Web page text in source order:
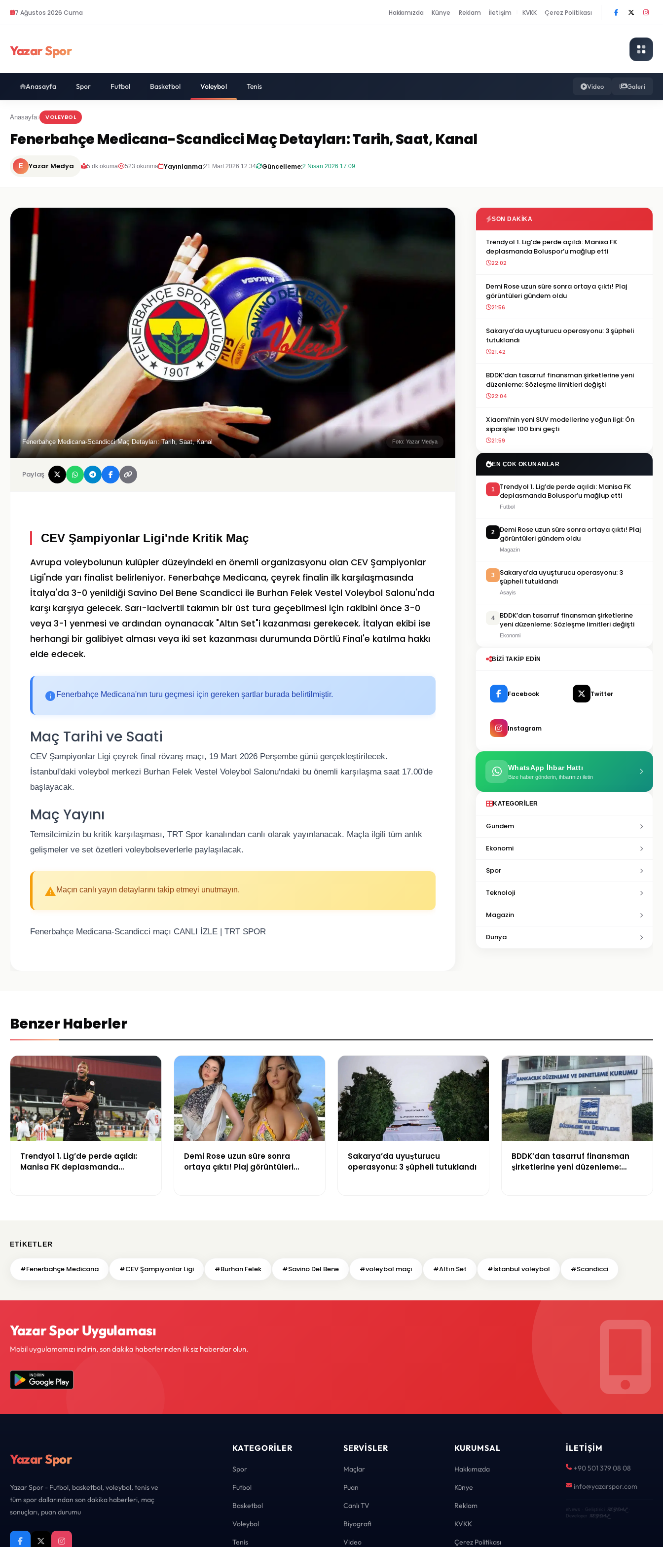
7 Ağustos 2026 Cuma Hakkımızda Künye Reklam İletişim KVKK Çerez Politikası
Yazar Spor
Anasayfa Spor Futbol Basketbol Voleybol Tenis Video Galeri
Anasayfa VOLEYBOL
Fenerbahçe Medicana-Scandicci Maç Detayları: Tarih, Saat, Kanal
E Yazar Medya 5 dk okuma 523 okunma Yayınlanma:21 Mart 2026 12:34 Güncelleme:2 Nisan 2026 17:09
Fenerbahçe Medicana-Scandicci Maç Detayları: Tarih, Saat, Kanal Foto: Yazar Medya
Paylaş
CEV Şampiyonlar Ligi'nde Kritik Maç
Avrupa voleybolunun kulüpler düzeyindeki en önemli organizasyonu olan CEV Şampiyonlar
Ligi'nde yarı finalist belirleniyor. Fenerbahçe Medicana, çeyrek finalin ilk karşılaşmasında
İtalya'da 3-0 yenildiği Savino Del Bene Scandicci ile Burhan Felek Vestel Voleybol Salonu'nda
karşı karşıya gelecek. Sarı-lacivertli takımın bir üst tura geçebilmesi için rakibini önce 3-0
veya 3-1 yenmesi ve ardından oynanacak "Altın Set"i kazanması gerekecek. İtalyan ekibi ise
herhangi bir galibiyet alması veya iki set kazanması durumunda Dörtlü Final'e katılma hakkı
elde edecek.
Fenerbahçe Medicana'nın turu geçmesi için gereken şartlar burada belirtilmiştir.
Maç Tarihi ve Saati
CEV Şampiyonlar Ligi çeyrek final rövanş maçı, 19 Mart 2026 Perşembe günü gerçekleştirilecek.
İstanbul'daki voleybol merkezi Burhan Felek Vestel Voleybol Salonu'ndaki bu önemli karşılaşma saat 17.00'de
başlayacak.
Maç Yayını
Temsilcimizin bu kritik karşılaşması, TRT Spor kanalından canlı olarak yayınlanacak. Maçla ilgili tüm anlık
gelişmeler ve set özetleri voleybolseverlerle paylaşılacak.
Maçın canlı yayın detaylarını takip etmeyi unutmayın.
Fenerbahçe Medicana-Scandicci maçı CANLI İZLE | TRT SPOR
SON DAKIKA
Trendyol 1. Lig’de perde açıldı: Manisa FK
deplasmanda Boluspor’u mağlup etti
22:02
Demi Rose uzun süre sonra ortaya çıktı! Plaj
görüntüleri gündem oldu
21:56
Sakarya’da uyuşturucu operasyonu: 3 şüpheli
tutuklandı
21:42
BDDK’dan tasarruf finansman şirketlerine yeni
düzenleme: Sözleşme limitleri değişti
22:04
Xiaomi’nin yeni SUV modellerine yoğun ilgi: Ön
siparişler 100 bini geçti
21:59
EN ÇOK OKUNANLAR
1
Trendyol 1. Lig’de perde açıldı: Manisa FK
deplasmanda Boluspor’u mağlup etti
Futbol
2
Demi Rose uzun süre sonra ortaya çıktı! Plaj
görüntüleri gündem oldu
Magazin
3
Sakarya’da uyuşturucu operasyonu: 3
şüpheli tutuklandı
Asayis
4
BDDK’dan tasarruf finansman şirketlerine
yeni düzenleme: Sözleşme limitleri değişti
Ekonomi
BIZI TAKIP EDIN
Facebook Twitter
Instagram
WhatsApp İhbar Hattı
Bize haber gönderin, ihbarınızı iletin
KATEGORILER
Gundem
Ekonomi
Spor
Teknoloji
Magazin
Dunya
Benzer Haberler
Trendyol 1. Lig’de perde açıldı:
Manisa FK deplasmanda
Demi Rose uzun süre sonra
ortaya çıktı! Plaj görüntüleri
Sakarya’da uyuşturucu
operasyonu: 3 şüpheli tutuklandı
BDDK’dan tasarruf finansman
şirketlerine yeni düzenleme:
ETIKETLER
#Fenerbahçe Medicana #CEV Şampiyonlar Ligi #Burhan Felek #Savino Del Bene #voleybol maçı #Altın Set #İstanbul voleybol #Scandicci
Yazar Spor Uygulaması
Mobil uygulamamızı indirin, son dakika haberlerinden ilk siz haberdar olun.
Yazar Spor
Yazar Spor - Futbol, basketbol, voleybol, tenis ve
tüm spor dallarından son dakika haberleri, maç
sonuçları, puan durumu
KATEGORILER
Spor
Futbol
Basketbol
Voleybol
Tenis
SERVISLER
Maçlar
Puan
Canlı TV
Biyografi
Video
KURUMSAL
Hakkımızda
Künye
Reklam
KVKK
Çerez Politikası
İLETIŞIM
+90 501 379 08 08
info@yazarspor.com
eNews · Geliştirici KEYDAL·
Developer
KEYDAL